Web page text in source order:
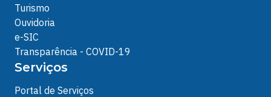
Turismo
Ouvidoria
e-SIC
Transparência - COVID-19
Serviços
Portal de Serviços